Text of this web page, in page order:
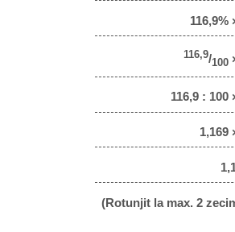
116,9%
116,9/100
116,9 : 100
1,169
(Rotunjit la max. 2